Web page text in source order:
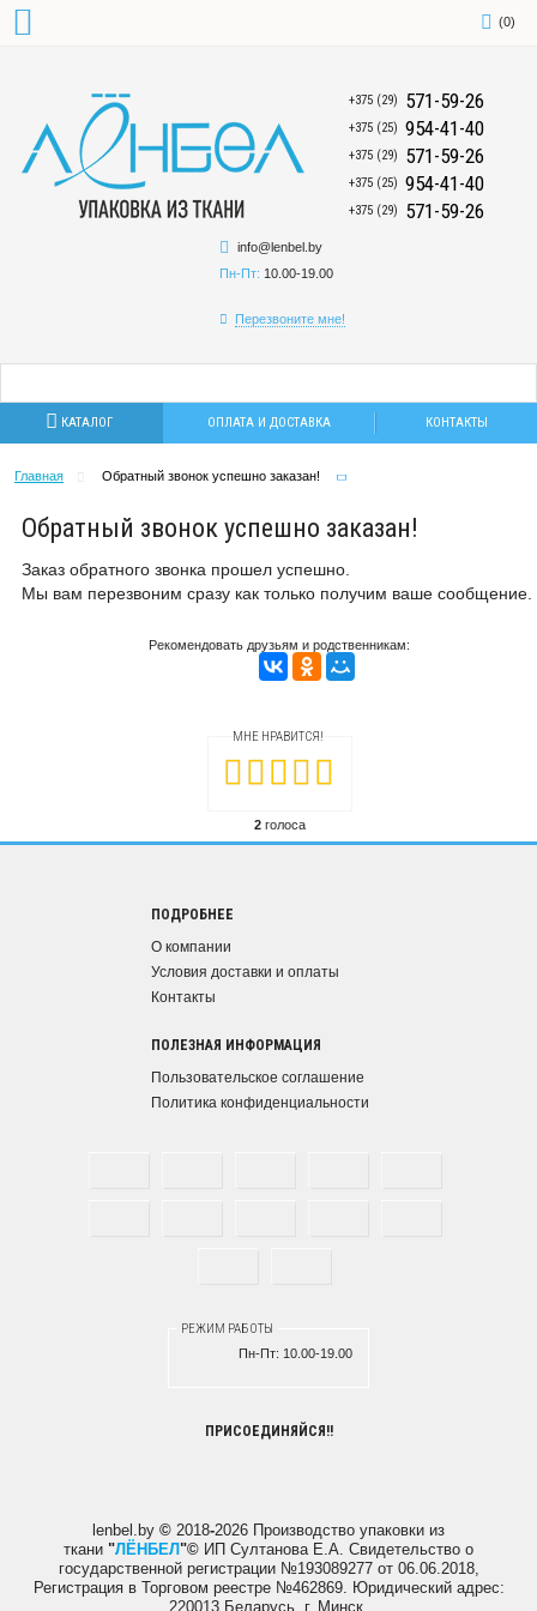
(0)
+375 (29) 571-59-26
+375 (25) 954-41-40
+375 (29) 571-59-26
+375 (25) 954-41-40
+375 (29) 571-59-26
info@lenbel.by
Пн-Пт: 10.00-19.00
Перезвоните мне!
КАТАЛОГ ОПЛАТА И ДОСТАВКА КОНТАКТЫ
Главная Обратный звонок успешно заказан!
Обратный звонок успешно заказан!
Заказ обратного звонка прошел успешно.
Мы вам перезвоним сразу как только получим ваше сообщение.
Рекомендовать друзьям и родственникам:
МНЕ НРАВИТСЯ!
2голоса
ПОДРОБНЕЕ
О компании
Условия доставки и оплаты
Контакты
ПОЛЕЗНАЯ ИНФОРМАЦИЯ
Пользовательское соглашение
Политика конфиденциальности
РЕЖИМ РАБОТЫ
Пн-Пт: 10.00-19.00
ПРИСОЕДИНЯЙСЯ!!
lenbel.by © 2018-2026 Производство упаковки из
ткани "ЛЁНБЕЛ"© ИП Султанова Е.А. Свидетельство о
государственной регистрации №193089277 от 06.06.2018,
Регистрация в Торговом реестре №462869. Юридический адрес:
220013 Беларусь, г. Минск.